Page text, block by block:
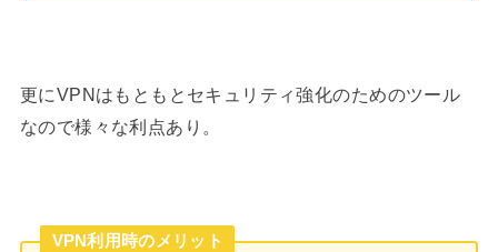
更にVPNはもともとセキュリティ強化のためのツール
なので様々な利点あり。
VPN利用時のメリット